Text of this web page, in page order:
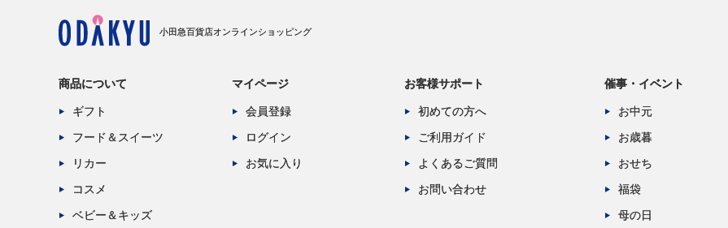
小田急百貨店オンラインショッピング
商品について
ギフト
フード＆スイーツ
リカー
コスメ
ベビー＆キッズ
マイページ
会員登録
ログイン
お気に入り
お客様サポート
初めての方へ
ご利用ガイド
よくあるご質問
お問い合わせ
催事・イベント
お中元
お歳暮
おせち
福袋
母の日